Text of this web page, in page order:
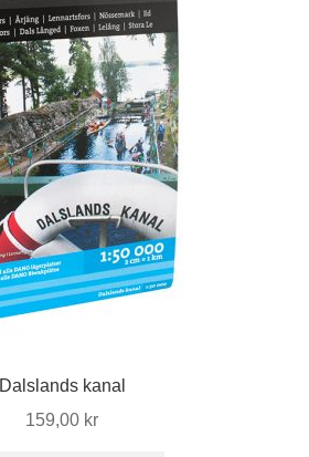
Dalslands kanal
159,00 kr